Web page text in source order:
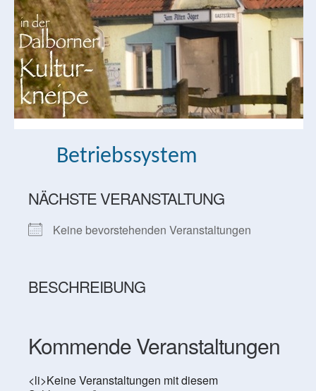
Betriebssystem
NÄCHSTE VERANSTALTUNG
Keine bevorstehenden Veranstaltungen
BESCHREIBUNG
Kommende Veranstaltungen
<li>Keine Veranstaltungen mit diesem